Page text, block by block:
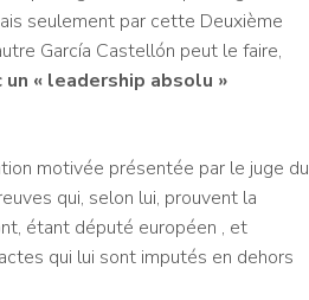
seulement par cette Deuxième
García Castellón peut le faire,
« leadership absolu »
motivée présentée par le juge du
qui, selon lui, prouvent la
étant député européen , et
qui lui sont imputés en dehors